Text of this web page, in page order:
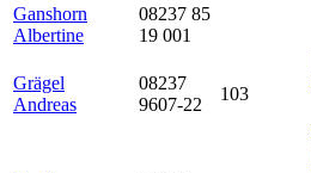
Ganshorn
Albertine
08237 85
19 001
Grägel
Andreas
08237
9607-22
103